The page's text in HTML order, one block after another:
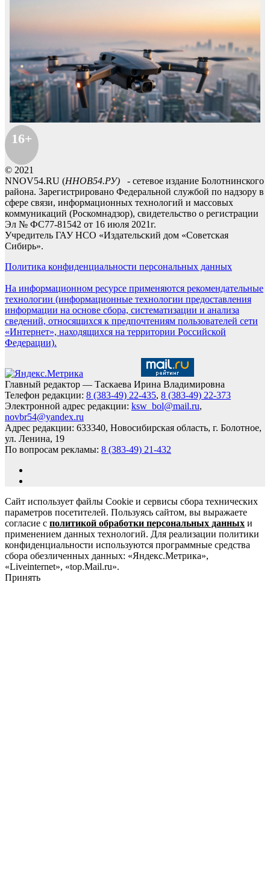
16+
© 2021
NNOV54.RU (ННОВ54.РУ) - сетевое издание Болотнинского
района. Зарегистрировано Федеральной службой по надзору в
сфере связи, информационных технологий и массовых
коммуникаций (Роскомнадзор), свидетельство о регистрации
Эл № ФС77-81542 от 16 июля 2021г.
Учредитель ГАУ НСО «Издательский дом «Советская
Сибирь».
Политика конфиденциальности персональных данных
На информационном ресурсе применяются рекомендательные
технологии (информационные технологии предоставления
информации на основе сбора, систематизации и анализа
сведений, относящихся к предпочтениям пользователей сети
«Интернет», находящихся на территории Российской
Федерации).
Главный редактор — Таскаева Ирина Владимировна
Телефон редакции: 8 (383-49) 22-435, 8 (383-49) 22-373
Электронной адрес редакции: ksw_bol@mail.ru,
novbr54@yandex.ru
Адрес редакции: 633340, Новосибирская область, г. Болотное,
ул. Ленина, 19
По вопросам рекламы: 8 (383-49) 21-432
Сайт использует файлы Cookie и сервисы сбора технических
параметров посетителей. Пользуясь сайтом, вы выражаете
согласие с политикой обработки персональных данных и
применением данных технологий. Для реализации политики
конфиденциальности используются программные средства
сбора обезличенных данных: «Яндекс.Метрика»,
«Liveinternet», «top.Mail.ru».
Принять